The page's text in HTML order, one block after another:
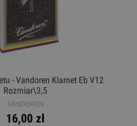
- Vandoren Klarnet Eb V12
Rozmiar\3,5
VANDOREN
16,00 zł